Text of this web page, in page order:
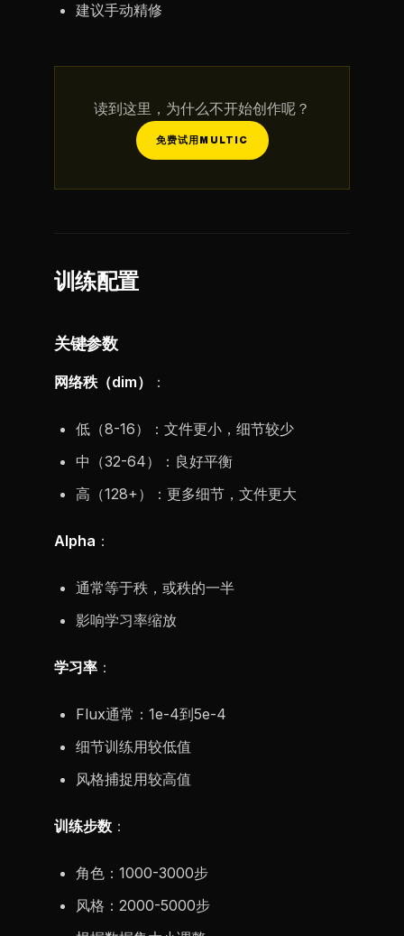
建议手动精修
读到这里，为什么不开始创作呢？
免费试用MULTIC
训练配置
关键参数
网络秩（dim） ：
低（8-16）：文件更小，细节较少
中（32-64）：良好平衡
高（128+）：更多细节，文件更大
Alpha ：
通常等于秩，或秩的一半
影响学习率缩放
学习率 ：
Flux通常：1e-4到5e-4
细节训练用较低值
风格捕捉用较高值
训练步数 ：
角色：1000-3000步
风格：2000-5000步